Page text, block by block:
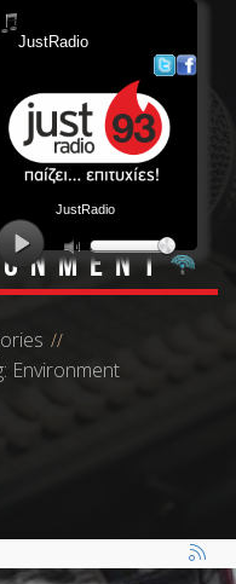
by
Environment